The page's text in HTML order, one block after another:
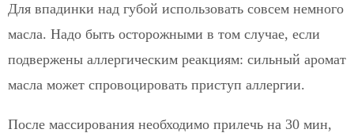
Для впадинки над губой использовать совсем немного
масла. Надо быть осторожными в том случае, если
подвержены аллергическим реакциям: сильный аромат
масла может спровоцировать приступ аллергии.
После массирования необходимо прилечь на 30 мин,